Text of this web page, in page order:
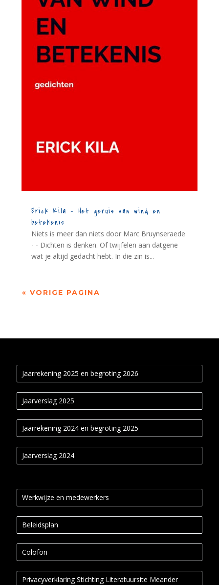
Erick Kila – Het geruis van wind en
betekenis
Niets is meer dan niets door Marc Bruynseraede
- - Dichten is denken. Of twijfelen aan datgene
wat je altijd gedacht hebt. In die zin is...
« VORIGE PAGINA
Jaarrekening 2025 en begroting 2026
Jaarverslag 2025
Jaarrekening 2024 en begroting 2025
Jaarverslag 2024
Werkwijze en medewerkers
Beleidsplan
Colofon
Privacyverklaring Stichting Literatuursite Meander